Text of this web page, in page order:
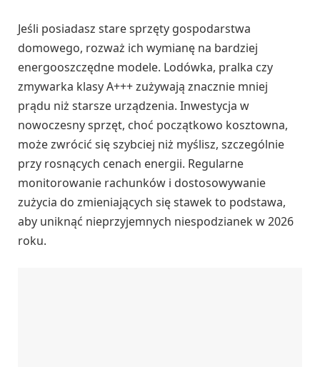
Jeśli posiadasz stare sprzęty gospodarstwa
domowego, rozważ ich wymianę na bardziej
energooszczędne modele. Lodówka, pralka czy
zmywarka klasy A+++ zużywają znacznie mniej
prądu niż starsze urządzenia. Inwestycja w
nowoczesny sprzęt, choć początkowo kosztowna,
może zwrócić się szybciej niż myślisz, szczególnie
przy rosnących cenach energii. Regularne
monitorowanie rachunków i dostosowywanie
zużycia do zmieniających się stawek to podstawa,
aby uniknąć nieprzyjemnych niespodzianek w 2026
roku.